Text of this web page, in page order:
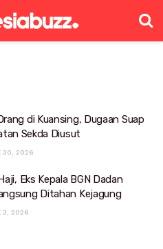
di Kuansing, Dugaan Suap
Sekda Diusut
30, 2026
Eks Kepala BGN Dadan
Ditahan Kejagung
3, 2026